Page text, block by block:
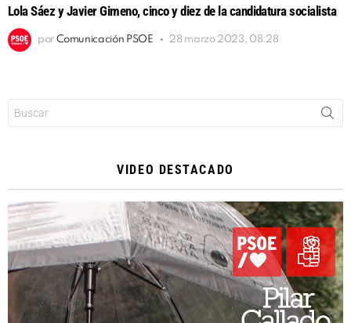
Lola Sáez y Javier Gimeno, cinco y diez de la candidatura socialista
por Comunicación PSOE 28 marzo 2023, 08:28
VIDEO DESTACADO
Reproductor
de
vídeo